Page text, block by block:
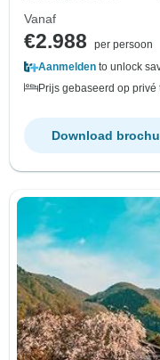
Vanaf
€2.988
per persoon
Aanmelden to unlock
Prijs gebaseerd op
Download